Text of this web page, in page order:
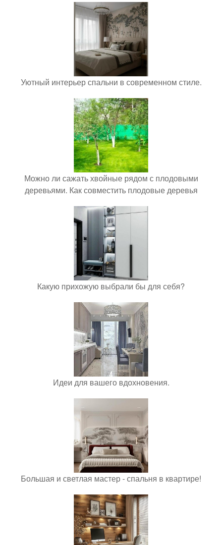
Уютный интерьер спальни в современном стиле.
Можно ли сажать хвойные рядом с плодовыми
деревьями. Как совместить плодовые деревья
Какую прихожую выбрали бы для себя?
Идеи для вашего вдохновения.
Большая и светлая мастер - спальня в квартире!